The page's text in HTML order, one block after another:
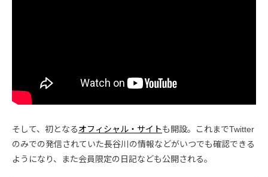
そして、初となるオフィシャル・サイトも開設。これまでTwitter
のみでの発信されていた長谷川の情報などがいつでも確認できる
ようになり、また会員限定の日記なども公開される。